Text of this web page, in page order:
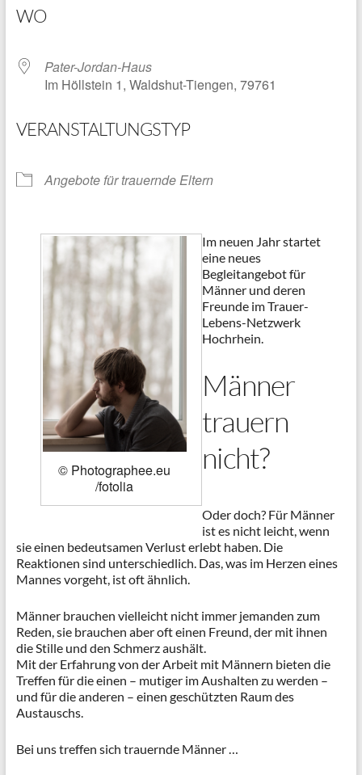
WO
Pater-Jordan-Haus
Im Höllstein 1, Waldshut-Tiengen, 79761
VERANSTALTUNGSTYP
Angebote für trauernde Eltern
© Photographee.eu
/fotolia
Im neuen Jahr startet
eine neues
Begleitangebot für
Männer und deren
Freunde im Trauer-
Lebens-Netzwerk
Hochrhein.
Männer
trauern
nicht?
Oder doch? Für Männer
ist es nicht leicht, wenn
sie einen bedeutsamen Verlust erlebt haben. Die
Reaktionen sind unterschiedlich. Das, was im Herzen eines
Mannes vorgeht, ist oft ähnlich.
Männer brauchen vielleicht nicht immer jemanden zum
Reden, sie brauchen aber oft einen Freund, der mit ihnen
die Stille und den Schmerz aushält.
Mit der Erfahrung von der Arbeit mit Männern bieten die
Treffen für die einen – mutiger im Aushalten zu werden –
und für die anderen – einen geschützten Raum des
Austauschs.
Bei uns treffen sich trauernde Männer …